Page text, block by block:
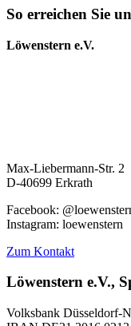
So erreichen Sie
Löwenstern e.V.
Max-Liebermann-Str. 2
D-40699 Erkrath
Facebook:
Instagram: loewenstern
Zum Kontakt
Löwenstern e.V.,
Volksbank Düsseldorf-